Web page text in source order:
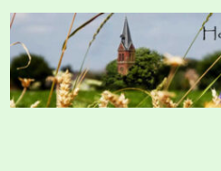
↓
Zum
Inhalt